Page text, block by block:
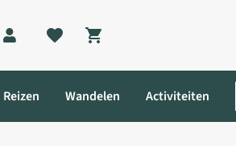
Shopping cart
Reizen Wandelen Activiteiten